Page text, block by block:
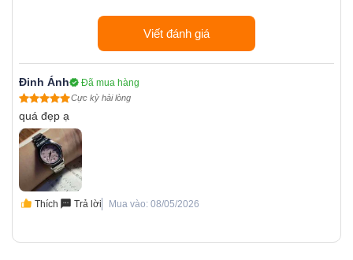
Viết đánh giá
Đinh Ánh Đã mua hàng
Cực kỳ hài lòng
quá đẹp ạ
Thích Trả lời Mua vào: 08/05/2026